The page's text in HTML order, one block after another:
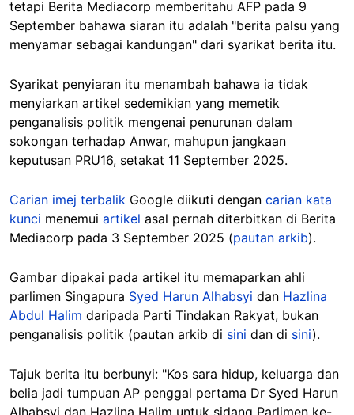
tetapi Berita Mediacorp memberitahu AFP pada 9
September bahawa siaran itu adalah "berita palsu yang
menyamar sebagai kandungan" dari syarikat berita itu.
Syarikat penyiaran itu menambah bahawa ia tidak
menyiarkan artikel sedemikian yang memetik
penganalisis politik mengenai penurunan dalam
sokongan terhadap Anwar, mahupun jangkaan
keputusan PRU16, setakat 11 September 2025.
Carian imej terbalik Google diikuti dengan carian kata
kunci menemui artikel asal pernah diterbitkan di Berita
Mediacorp pada 3 September 2025 (pautan arkib).
Gambar dipakai pada artikel itu memaparkan ahli
parlimen Singapura Syed Harun Alhabsyi dan Hazlina
Abdul Halim daripada Parti Tindakan Rakyat, bukan
penganalisis politik (pautan arkib di sini dan di sini).
Tajuk berita itu berbunyi: "Kos sara hidup, keluarga dan
belia jadi tumpuan AP penggal pertama Dr Syed Harun
Alhabsyi dan Hazlina Halim untuk sidang Parlimen ke-